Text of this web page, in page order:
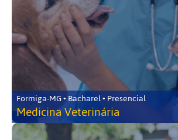
Formiga-MG • Bacharel • Presencial
Medicina Veterinária